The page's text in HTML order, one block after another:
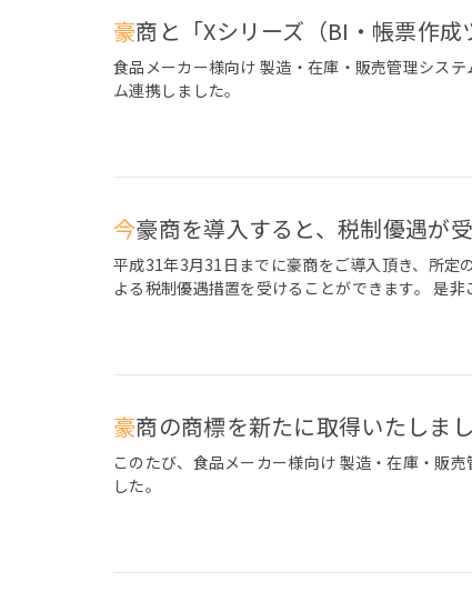
豪商と「Xシリーズ（BI・帳票作
食品メーカー様向け 製造・在庫・販売管理シス
ム連携しました。
今豪商を導入すると、税制優遇が
平成31年3月31日までに豪商をご導入頂き、所定
よる税制優遇措置を受けることができます。 是非
豪商の商標を新たに取得いたしまし
このたび、食品メーカー様向け 製造・在庫・販
した。